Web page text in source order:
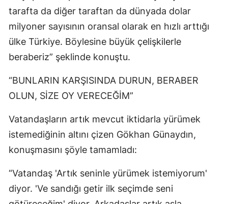
tarafta da diğer taraftan da dünyada dolar
milyoner sayısının oransal olarak en hızlı arttığı
ülke Türkiye. Böylesine büyük çelişkilerle
beraberiz” şeklinde konuştu.
“BUNLARIN KARŞISINDA DURUN, BERABER
OLUN, SİZE OY VERECEĞİM”
Vatandaşların artık mevcut iktidarla yürümek
istemediğinin altını çizen Gökhan Günaydın,
konuşmasını şöyle tamamladı:
“Vatandaş 'Artık seninle yürümek istemiyorum'
diyor. 'Ve sandığı getir ilk seçimde seni